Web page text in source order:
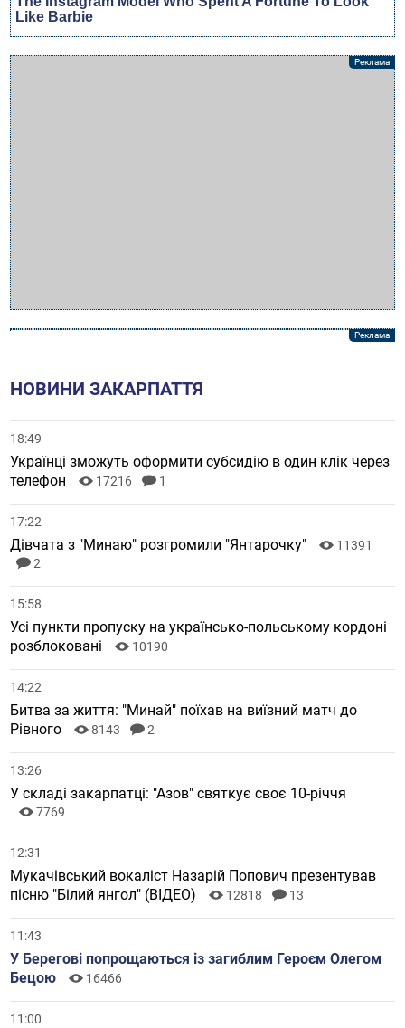
НОВИНИ ЗАКАРПАТТЯ
18:49
Українці зможуть оформити субсидію в один клік через
телефон
17216 1
17:22
Дівчата з "Минаю" розгромили "Янтарочку"
11391
2
15:58
Усі пункти пропуску на українсько-польському кордоні
розблоковані
10190
14:22
Битва за життя: "Минай" поїхав на виїзний матч до
Рівного
8143 2
13:26
У складі закарпатці: "Азов" святкує своє 10-річчя
7769
12:31
Мукачівський вокаліст Назарій Попович презентував
пісню "Білий янгол" (ВІДЕО)
12818 13
11:43
У Берегові попрощаються із загиблим Героєм Олегом
Бецою
16466
11:00